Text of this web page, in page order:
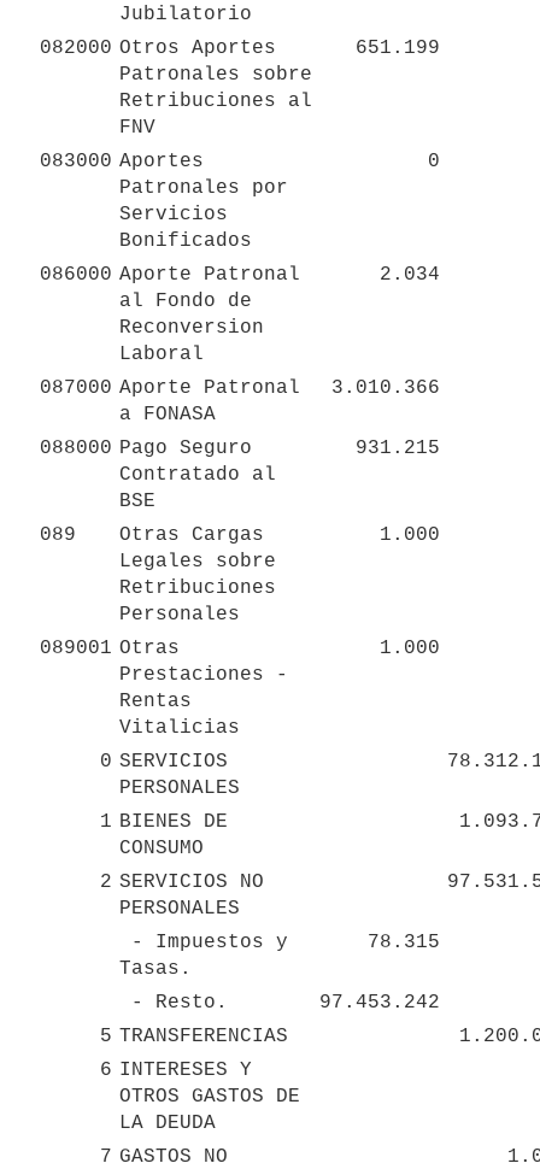
Jubilatorio
082000 Otros Aportes
Patronales sobre
Retribuciones al
FNV
651.199
083000 Aportes
Patronales por
Servicios
Bonificados
0
086000 Aporte Patronal
al Fondo de
Reconversion
Laboral
2.034
087000 Aporte Patronal
a FONASA
3.010.366
088000 Pago Seguro
Contratado al
BSE
931.215
089
Otras Cargas
Legales sobre
Retribuciones
Personales
1.000
089001 Otras
Prestaciones -
Rentas
Vitalicias
1.000
0 SERVICIOS
PERSONALES
1 BIENES DE
CONSUMO
2 SERVICIOS NO
PERSONALES
Tasas.
78.315
- Resto.
97.453.242
5 TRANSFERENCIAS
6 INTERESES Y
OTROS GASTOS DE
LA DEUDA
7 GASTOS NO